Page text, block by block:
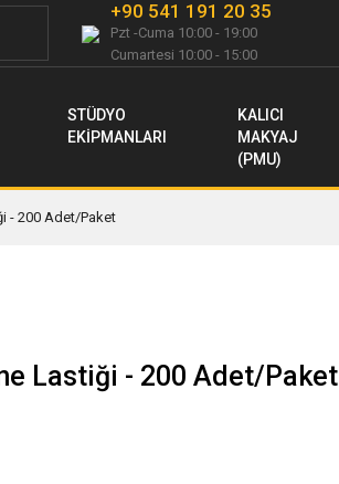
+90 541 191 20 35
Pzt -Cuma 10:00 - 19:00
Cumartesi 10:00 - 15:00
STÜDYO
EKİPMANLARI
KALICI
MAKYAJ
(PMU)
- 200 Adet/Paket
Lastiği - 200 Adet/Paket